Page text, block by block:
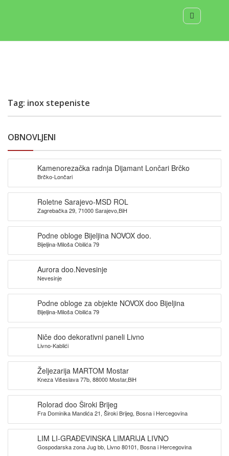
Tag: inox stepeniste
OBNOVLJENI
Kamenorezačka radnja Dijamant Lončari Brčko
Brčko-Lončari
Roletne Sarajevo-MSD ROL
Zagrebačka 29, 71000 Sarajevo,BiH
Podne obloge Bijeljina NOVOX doo.
Bijeljina-Miloša Obilića 79
Aurora doo.Nevesinje
Nevesinje
Podne obloge za objekte NOVOX doo Bijeljina
Bijeljina-Miloša Obilića 79
Niče doo dekorativni paneli Livno
Livno-Kablići
Željezarija MARTOM Mostar
Kneza Višeslava 77b, 88000 Mostar,BiH
Rolorad doo Široki Brijeg
Fra Dominika Mandića 21, Široki Brijeg, Bosna i Hercegovina
LIM LI-GRAĐEVINSKA LIMARIJA LIVNO
Gospodarska zona Jug bb, Livno 80101, Bosna i Hercegovina